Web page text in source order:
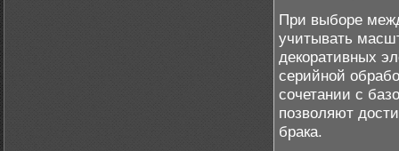
При выборе
учитывать
декоративных
серийной
сочетании с
позволяют
брака.